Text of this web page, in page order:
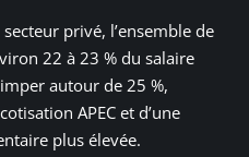
privé, l’ensemble de
22 à 23 % du salaire
autour de 25 %,
APEC et d’une
plus élevée.